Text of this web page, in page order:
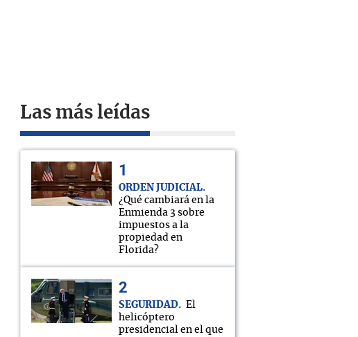
Las más leídas
ORDEN JUDICIAL
¿Qué cambiará en la
Enmienda 3 sobre
impuestos a la
propiedad en
Florida?
SEGURIDAD
El
helicóptero
presidencial en el que